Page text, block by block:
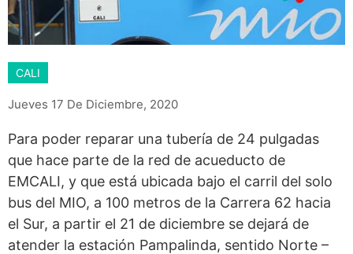
CALI
Jueves 17 De Diciembre, 2020
Para poder reparar una tubería de 24 pulgadas
que hace parte de la red de acueducto de
EMCALI, y que está ubicada bajo el carril del solo
bus del MIO, a 100 metros de la Carrera 62 hacia
el Sur, a partir el 21 de diciembre se dejará de
atender la estación Pampalinda, sentido Norte –